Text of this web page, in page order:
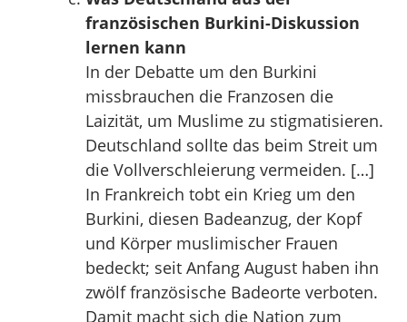
französischen Burkini-Diskussion
lernen kann
In der Debatte um den Burkini
missbrauchen die Franzosen die
Laizität, um Muslime zu stigmatisieren.
Deutschland sollte das beim Streit um
die Vollverschleierung vermeiden. […]
In Frankreich tobt ein Krieg um den
Burkini, diesen Badeanzug, der Kopf
und Körper muslimischer Frauen
bedeckt; seit Anfang August haben ihn
zwölf französische Badeorte verboten.
Damit macht sich die Nation zum